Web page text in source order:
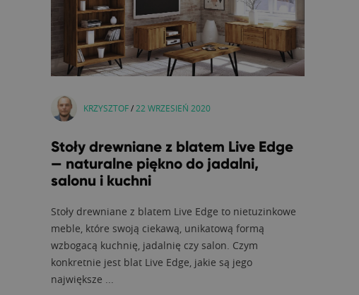
KRZYSZTOF/ 22 WRZESIEŃ 2020
Stoły drewniane z blatem Live Edge
— naturalne piękno do jadalni,
salonu i kuchni
Stoły drewniane z blatem Live Edge to nietuzinkowe
meble, które swoją ciekawą, unikatową formą
wzbogacą kuchnię, jadalnię czy salon. Czym
konkretnie jest blat Live Edge, jakie są jego
największe ...